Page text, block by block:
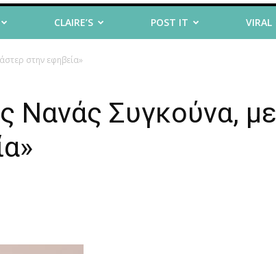
CLAIRE’S POST IT VIRAL
στην εφηβεία»
Νανάς Συγκούνα, με